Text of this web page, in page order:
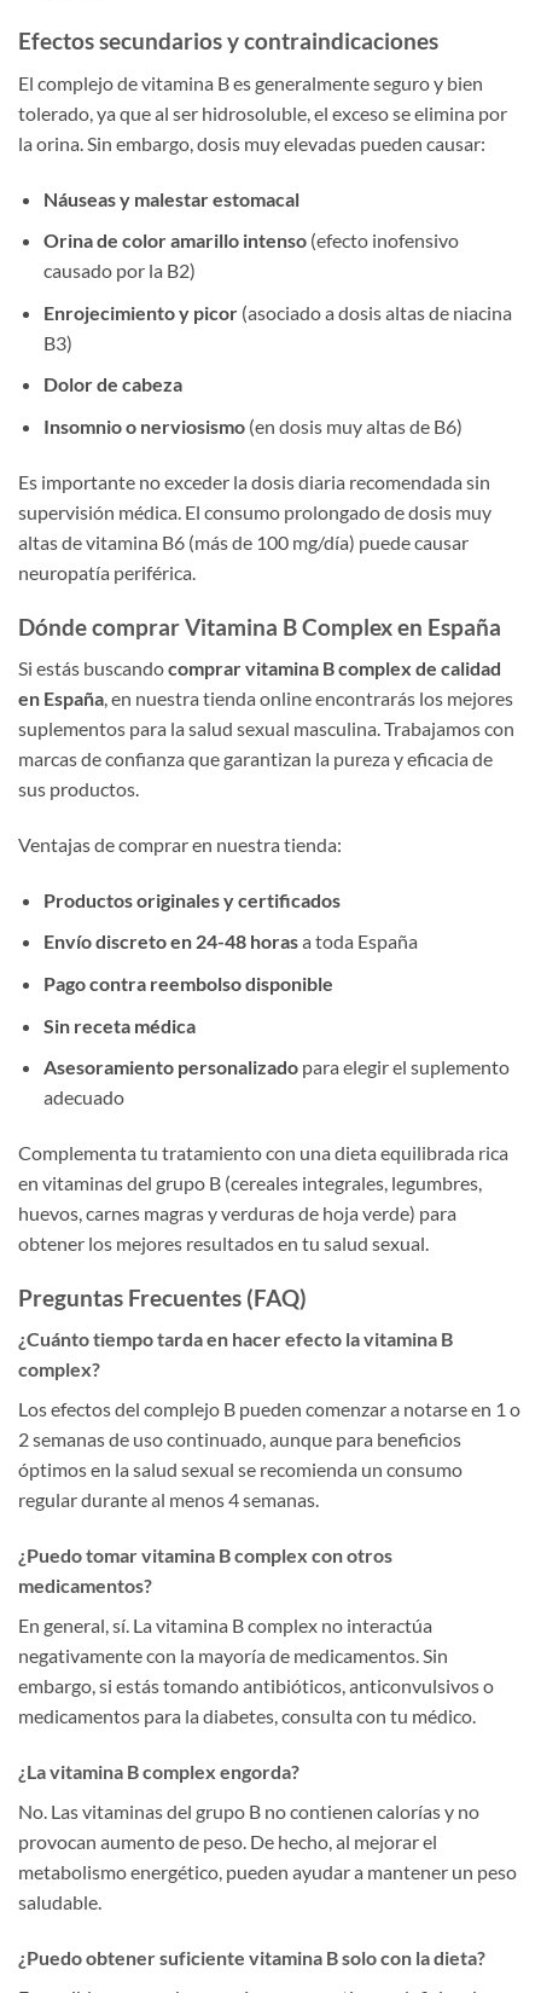
Efectos secundarios y contraindicaciones
El complejo de vitamina B es generalmente seguro y bien
tolerado, ya que al ser hidrosoluble, el exceso se elimina por
la orina. Sin embargo, dosis muy elevadas pueden causar:
Náuseas y malestar estomacal
Orina de color amarillo intenso(efecto inofensivo
causado por la B2)
Enrojecimiento y picor(asociado a dosis altas de niacina
B3)
Dolor de cabeza
Insomnio o nerviosismo(en dosis muy altas de B6)
Es importante no exceder la dosis diaria recomendada sin
supervisión médica. El consumo prolongado de dosis muy
altas de vitamina B6 (más de 100 mg/día) puede causar
neuropatía periférica.
Dónde comprar Vitamina B Complex en España
Si estás buscandocomprar vitamina B complex de calidad
en España, en nuestra tienda online encontrarás los mejores
suplementos para la salud sexual masculina. Trabajamos con
marcas de confianza que garantizan la pureza y eficacia de
sus productos.
Ventajas de comprar en nuestra tienda:
Productos originales y certificados
Envío discreto en 24-48 horasa toda España
Pago contra reembolso disponible
Sin receta médica
Asesoramiento personalizadopara elegir el suplemento
adecuado
Complementa tu tratamiento con una dieta equilibrada rica
en vitaminas del grupo B (cereales integrales, legumbres,
huevos, carnes magras y verduras de hoja verde) para
obtener los mejores resultados en tu salud sexual.
Preguntas Frecuentes (FAQ)
¿Cuánto tiempo tarda en hacer efecto la vitamina B
complex?
Los efectos del complejo B pueden comenzar a notarse en 1 o
2 semanas de uso continuado, aunque para beneficios
óptimos en la salud sexual se recomienda un consumo
regular durante al menos 4 semanas.
¿Puedo tomar vitamina B complex con otros
medicamentos?
En general, sí. La vitamina B complex no interactúa
negativamente con la mayoría de medicamentos. Sin
embargo, si estás tomando antibióticos, anticonvulsivos o
medicamentos para la diabetes, consulta con tu médico.
¿La vitamina B complex engorda?
No. Las vitaminas del grupo B no contienen calorías y no
provocan aumento de peso. De hecho, al mejorar el
metabolismo energético, pueden ayudar a mantener un peso
saludable.
¿Puedo obtener suficiente vitamina B solo con la dieta?